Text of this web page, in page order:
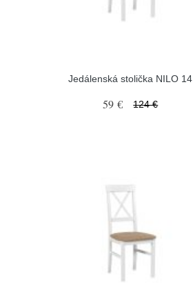
Jedálenská stolička NILO 14
59 € 124 €